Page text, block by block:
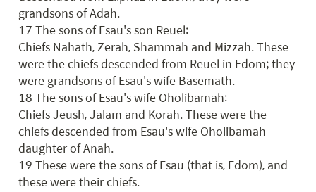
grandsons of Adah.
17 The sons of Esau's son Reuel:
Chiefs Nahath, Zerah, Shammah and Mizzah. These
were the chiefs descended from Reuel in Edom; they
were grandsons of Esau's wife Basemath.
18 The sons of Esau's wife Oholibamah:
Chiefs Jeush, Jalam and Korah. These were the
chiefs descended from Esau's wife Oholibamah
daughter of Anah.
19 These were the sons of Esau (that is, Edom), and
these were their chiefs.